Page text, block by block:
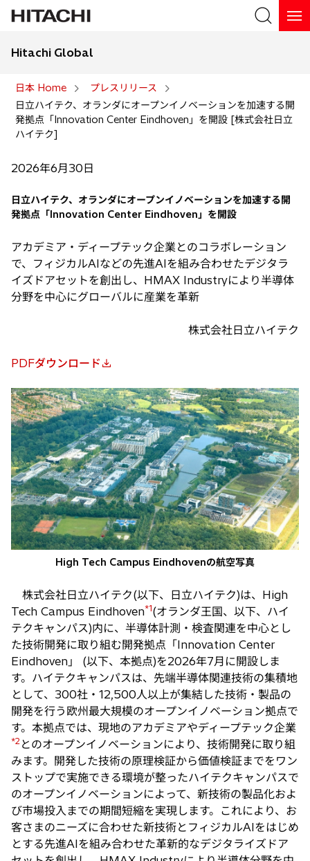
検索
Hitachi Global
日本 Home
プレスリリース
日立ハイテク、オランダにオープンイノベーションを加速する開
発拠点「Innovation Center Eindhoven」を開設 [株式会社日立
ハイテク]
2026年6月30日
日立ハイテク、オランダにオープンイノベーションを加速する開
発拠点「Innovation Center Eindhoven」を開設
アカデミア・ディープテック企業とのコラボレーション
で、フィジカルAIなどの先進AIを組み合わせたデジタラ
イズドアセットを創出し、HMAX Industryにより半導体
分野を中心にグローバルに産業を革新
株式会社日立ハイテク
PDFダウンロード
新
し
い
タ
ブ
で
開
く
High Tech Campus Eindhovenの航空写真
株式会社日立ハイテク(以下、日立ハイテク)は、High
Tech Campus Eindhoven*1(オランダ王国、以下、ハイ
テクキャンパス)内に、半導体計測・検査関連を中心とし
た技術開発に取り組む開発拠点「Innovation Center
Eindhoven」 (以下、本拠点)を2026年7月に開設しま
す。ハイテクキャンパスは、先端半導体関連技術の集積地
として、300社・12,500人以上が集結した技術・製品の
開発を行う欧州最大規模のオープンイノベーション拠点で
す。本拠点では、現地のアカデミアやディープテック企業
*2 とのオープンイノベーションにより、技術開発に取り組
みます。開発した技術の原理検証から価値検証までをワン
ストップで実施できる環境が整ったハイテクキャンパスで
のオープンイノベーションによって、新技術の製品化およ
び市場投入までの期間短縮を実現します。これにより、お
客さまのニーズに合わせた新技術とフィジカルAIをはじめ
とする先進AIを組み合わせた革新的なデジタライズドア